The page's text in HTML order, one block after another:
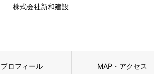
株式会社新和建設
プロフィール MAP・アクセス